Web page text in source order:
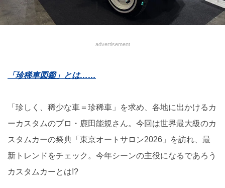
advertisement
「珍稀車図鑑」とは……
「珍しく、稀少な車＝珍稀車」を求め、各地に出かけるカ
ーカスタムのプロ・鹿田能規さん。今回は世界最大級のカ
スタムカーの祭典「東京オートサロン2026」を訪れ、最
新トレンドをチェック。今年シーンの主役になるであろう
カスタムカーとは!?